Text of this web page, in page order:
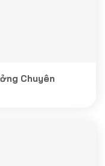
Chuyên